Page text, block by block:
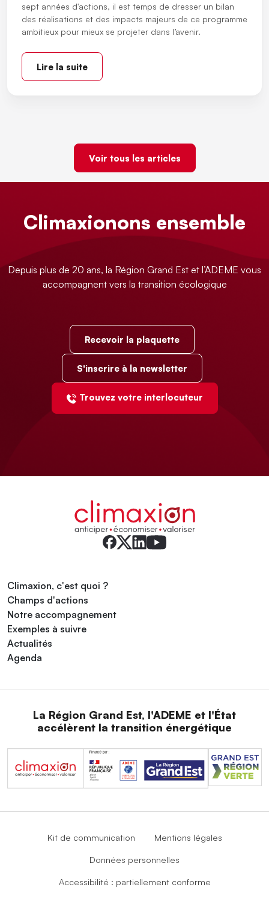
sept années d'actions, il est temps de dresser un bilan
des réalisations et des impacts majeurs de ce programme
ambitieux pour mieux se projeter dans l’avenir.
Lire la suite
Voir tous les articles
Climaxionons ensemble
Depuis plus de 20 ans, la Région Grand Est et l’ADEME vous
accompagnent vers la transition écologique
Recevoir la plaquette
S'inscrire à la newsletter
Trouvez votre interlocuteur
Climaxion, c'est quoi ?
Champs d'actions
Notre accompagnement
Exemples à suivre
Actualités
Agenda
La Région Grand Est, l'ADEME et l'État
accélèrent la transition énergétique
Kit de communication Mentions légales
Données personnelles
Accessibilité : partiellement conforme